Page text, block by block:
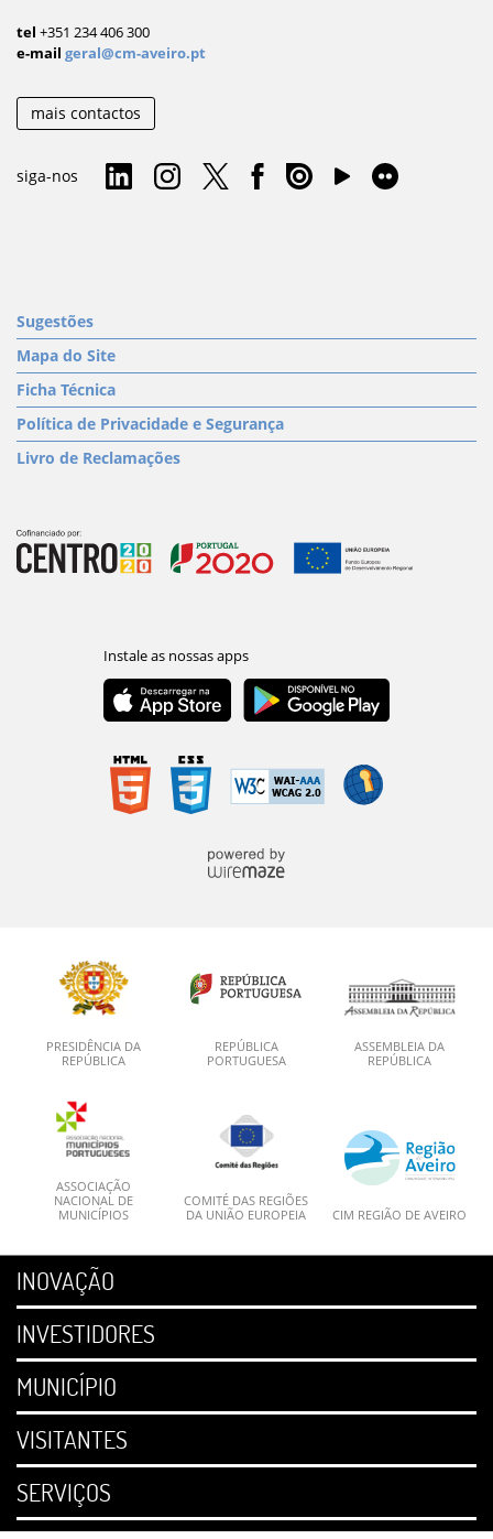
tel +351 234 406 300
e-mail geral@cm-aveiro.pt
mais contactos
siga-nos
Sugestões
Mapa do Site
Ficha Técnica
Política de Privacidade e Segurança
Livro de Reclamações
PRESIDÊNCIA DA
REPÚBLICA
REPÚBLICA
PORTUGUESA
ASSEMBLEIA DA
REPÚBLICA
ASSOCIAÇÃO
NACIONAL DE
MUNICÍPIOS
COMITÉ DAS REGIÕES
DA UNIÃO EUROPEIA
CIM REGIÃO DE AVEIRO
INOVAÇÃO
INVESTIDORES
MUNICÍPIO
VISITANTES
SERVIÇOS